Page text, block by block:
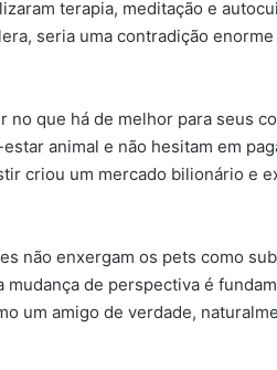
terapia, meditação e
seria uma contradição
que há de melhor para seus
animal e não hesitam em
criou um mercado bilionário e
não enxergam os pets como
de perspectiva é
um amigo de verdade,